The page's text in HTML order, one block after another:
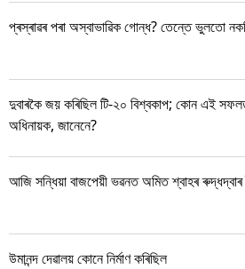
প্ৰস্ৰাৱৰ পৰা অস্বাভাৱিক গোন্ধ? তেন্তে ভুলতো
দুবাৰকৈ জয় কৰিছিল টি-২০ বিশ্বকাপ; কোন এই
অধিনায়ক, জানেনে?
আজি সন্ধিয়া বাজপেয়ী ভৱনত অমিত শ্বাহৰ ৰুদ্ধদ্বাৰ
উমানন্দ দেৱালয় কোনে নিৰ্মাণ কৰিছিল